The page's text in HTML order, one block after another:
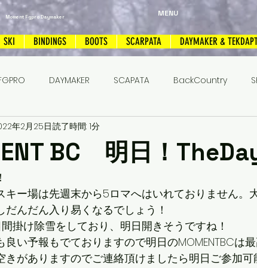
Moment Fgpro Daymaker
MENU
SKI BINDINGS BOOTS SCARPATA DAYMAKER &
DAYMAKER SCAPATA BackCountry
イドスキー トリプルキャンバー
BC 明日！
年2月25日読了時間: 1分
キー場は先週末から5ロマへはいれておりません。
だんだん入り易くなるでしょう！
掛け除雪をしており、明日開きそうですね！
良い予報もでておりますので明日のMOMENTBCは最
きがありますのでご連絡頂けましたら明日ご参加可